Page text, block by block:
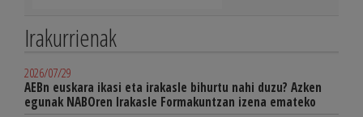
Irakurrienak
2026/07/29
AEBn euskara ikasi eta irakasle bihurtu nahi duzu? Azken
egunak NABOren Irakasle Formakuntzan izena emateko